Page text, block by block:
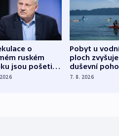
o
ruském
jsou pošetilé,
estonský
Pobyt u
ploch zvyšuje
duševní
ukázala
7. 8. 2026